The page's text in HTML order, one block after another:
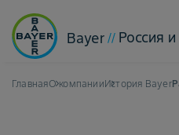
Bayer Россия
ГлавнаяО компанииИстория Bayer